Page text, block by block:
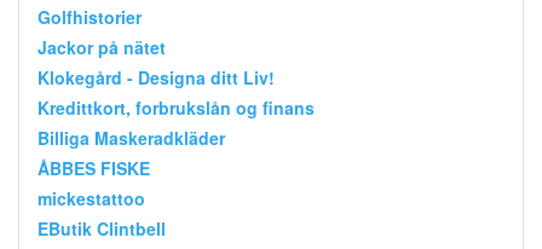
Golfhistorier
Jackor på nätet
Klokegård - Designa ditt Liv!
Kredittkort, forbrukslån og finans
Billiga Maskeradkläder
ÅBBES FISKE
mickestattoo
EButik Clintbell